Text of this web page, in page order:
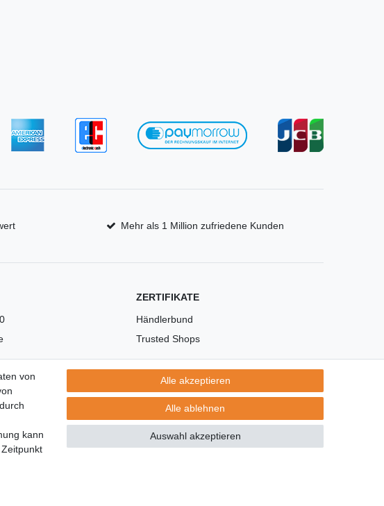
Mehr als 1 Million zufriedene Kunden
ZERTIFIKATE
Händlerbund
Trusted Shops
von
kann
Alle akzeptieren
Alle ablehnen
Auswahl akzeptieren